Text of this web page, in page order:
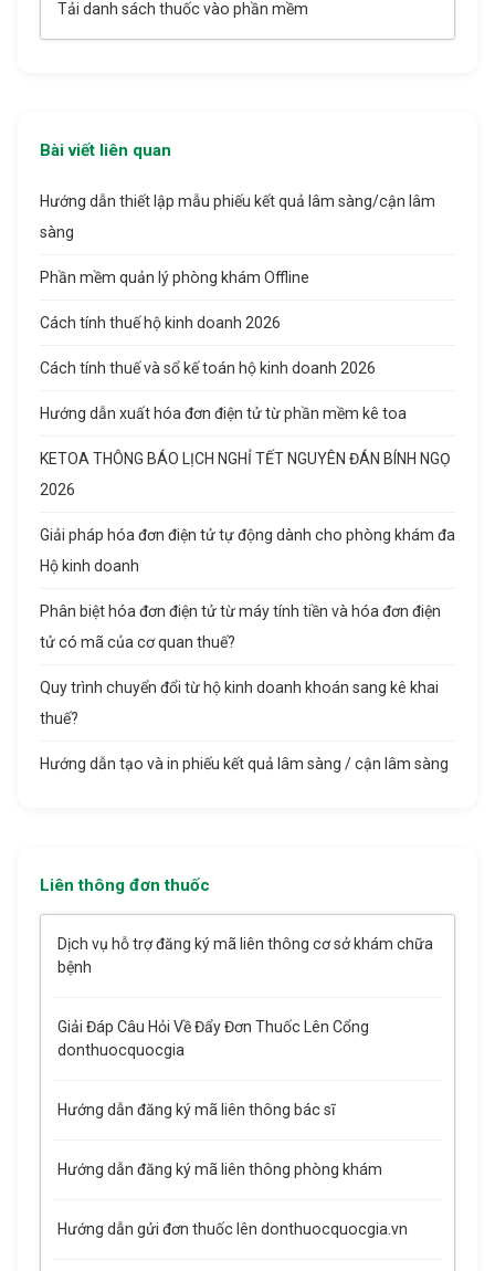
Tải danh sách thuốc vào phần mềm
Bài viết liên quan
Hướng dẫn thiết lập mẫu phiếu kết quả lâm sàng/cận lâm
sàng
Phần mềm quản lý phòng khám Offline
Cách tính thuế hộ kinh doanh 2026
Cách tính thuế và sổ kế toán hộ kinh doanh 2026
Hướng dẫn xuất hóa đơn điện tử từ phần mềm kê toa
KETOA THÔNG BÁO LỊCH NGHỈ TẾT NGUYÊN ĐÁN BÍNH NGỌ
2026
Giải pháp hóa đơn điện tử tự động dành cho phòng khám đa
Hộ kinh doanh
Phân biệt hóa đơn điện tử từ máy tính tiền và hóa đơn điện
tử có mã của cơ quan thuế?
Quy trình chuyển đổi từ hộ kinh doanh khoán sang kê khai
thuế?
Hướng dẫn tạo và in phiếu kết quả lâm sàng / cận lâm sàng
Liên thông đơn thuốc
Dịch vụ hỗ trợ đăng ký mã liên thông cơ sở khám chữa
bệnh
Giải Đáp Câu Hỏi Về Đẩy Đơn Thuốc Lên Cổng
donthuocquocgia
Hướng dẫn đăng ký mã liên thông bác sĩ
Hướng dẫn đăng ký mã liên thông phòng khám
Hướng dẫn gửi đơn thuốc lên donthuocquocgia.vn